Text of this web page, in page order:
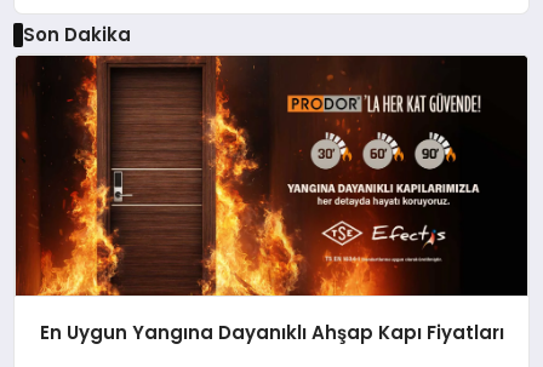
Son Dakika
En Uygun Yangına Dayanıklı Ahşap Kapı Fiyatları